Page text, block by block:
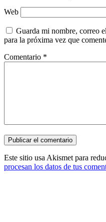
Web
Guarda mi nombre, correo
para la próxima vez que
Comentario *
Este sitio usa Akismet para
procesan los datos de tus